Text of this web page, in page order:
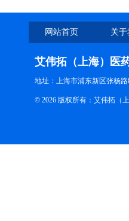
网站首页 关
艾伟拓（上海）医
地址：上海市浦东新区张杨
© 2026 版权所有：艾伟拓（